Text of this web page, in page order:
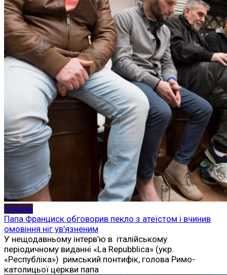
Новини
Папа Франциск обговорив пекло з атеїстом і вчинив
омовіння ніг ув’язненим
У нещодавньому інтерв’ю в італійському
періодичному виданні «La Repubblica» (укр.
«Республіка») римський понтифік, голова Римо-
католицьої церкви папа